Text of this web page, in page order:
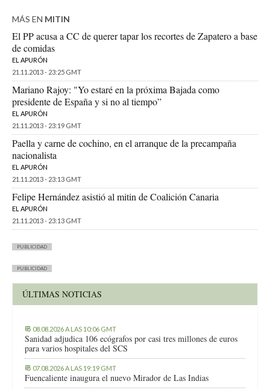
MÁS EN MITIN
El PP acusa a CC de querer tapar los recortes de Zapatero a base
de comidas
EL APURÓN
21.11.2013 - 23:25 GMT
Mariano Rajoy: "Yo estaré en la próxima Bajada como
presidente de España y si no al tiempo”
EL APURÓN
21.11.2013 - 23:19 GMT
Paella y carne de cochino, en el arranque de la precampaña
nacionalista
EL APURÓN
21.11.2013 - 23:13 GMT
Felipe Hernández asistió al mitin de Coalición Canaria
EL APURÓN
21.11.2013 - 23:13 GMT
PUBLICIDAD
PUBLICIDAD
ÚLTIMAS NOTICIAS
08.08.2026 A LAS 10:06 GMT
Sanidad adjudica 106 ecógrafos por casi tres millones de euros
para varios hospitales del SCS
07.08.2026 A LAS 19:19 GMT
Fuencaliente inaugura el nuevo Mirador de Las Indias